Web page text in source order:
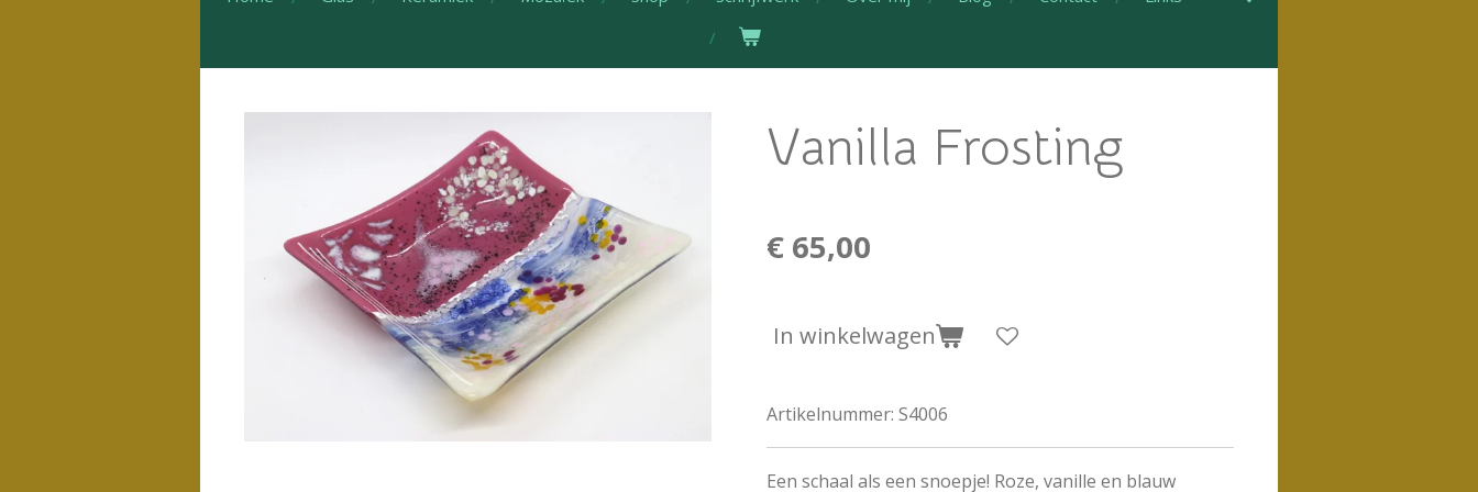
Vanilla Frosting
€ 65,00
In winkelwagen
Artikelnummer: S4006
Een schaal als een snoepje! Roze, vanille en blauw